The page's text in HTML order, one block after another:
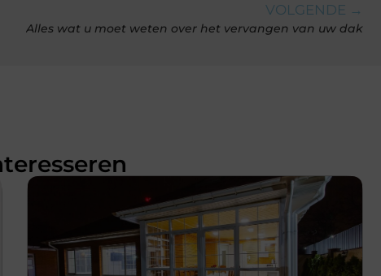
VOLGENDE →
Alles wat u moet weten over het vervangen van uw dak